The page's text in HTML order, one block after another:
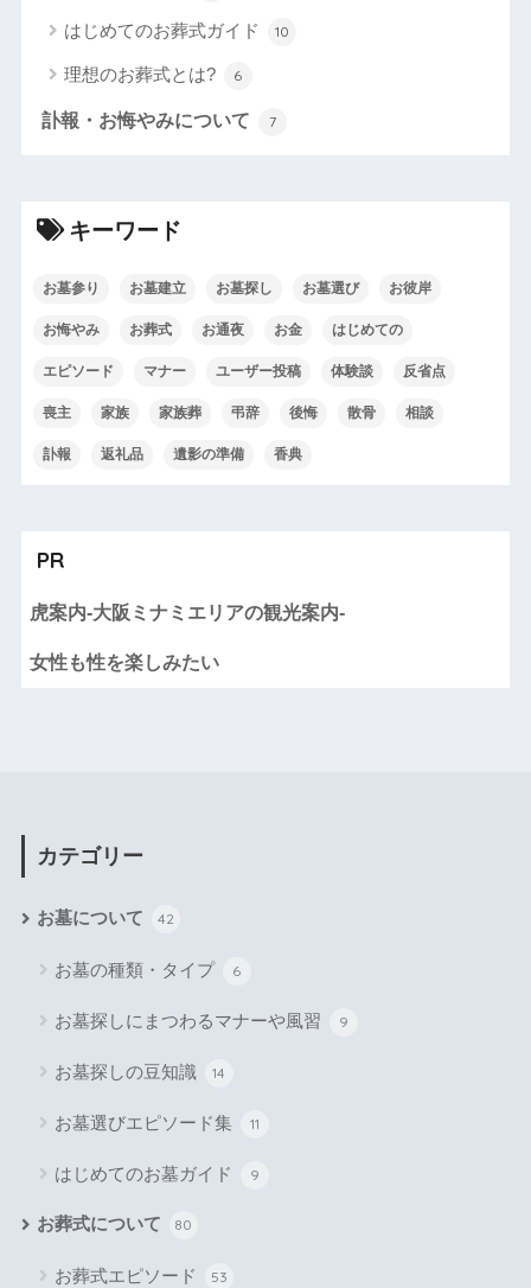
はじめてのお葬式ガイド 10
理想のお葬式とは? 6
訃報・お悔やみについて 7
キーワード
お墓参り お墓建立 お墓探し お墓選び お彼岸
お悔やみ お葬式 お通夜 お金 はじめての
エピソード マナー ユーザー投稿 体験談 反省点
喪主 家族 家族葬 弔辞 後悔 散骨 相談
訃報 返礼品 遺影の準備 香典
PR
虎案内-大阪ミナミエリアの観光案内-
女性も性を楽しみたい
カテゴリー
お墓について 42
お墓の種類・タイプ 6
お墓探しにまつわるマナーや風習 9
お墓探しの豆知識 14
お墓選びエピソード集 11
はじめてのお墓ガイド 9
お葬式について 80
お葬式エピソード 53